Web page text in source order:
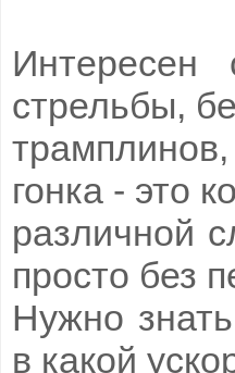
Интересен
стрельбы,
гонка - это
различной
просто без
Нужно
в какой